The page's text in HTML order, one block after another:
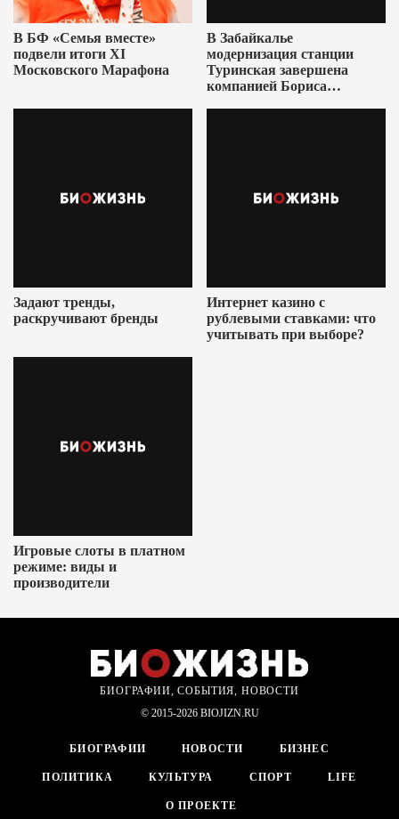
В БФ «Семья вместе»
подвели итоги XI
Московского Марафона
В Забайкалье
модернизация станции
Туринская завершена
компанией Бориса
Задают тренды,
раскручивают бренды
Интернет казино с
рублевыми ставками: что
учитывать при выборе?
Игровые слоты в платном
режиме: виды и
производители
БИОГРАФИИ, СОБЫТИЯ, НОВОСТИ
© 2015-2026 BIOJIZN.RU
БИОГРАФИИ НОВОСТИ БИЗНЕС
ПОЛИТИКА КУЛЬТУРА СПОРТ LIFE
О ПРОЕКТЕ